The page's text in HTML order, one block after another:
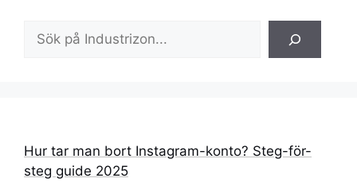
Sök
Hur tar man bort Instagram-konto? Steg-för-
steg guide 2025